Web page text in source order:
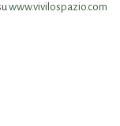
www.vivilospazio.com